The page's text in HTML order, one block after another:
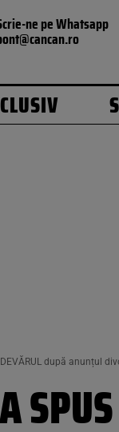
ne pe Whatsapp
după anunțul